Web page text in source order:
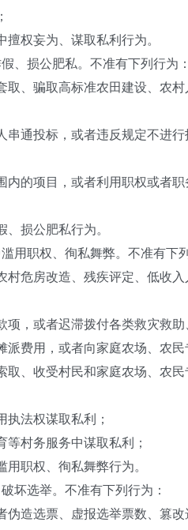
权妄为、谋取私利行为。
损公肥私。不准有下列行为：
骗取高标准农田建设、农村
投标，或者违反规定不进行
项目，或者利用职权或者
损公肥私行为。
职权、徇私舞弊。不准有下列
房改造、残疾评定、低收
或者迟滞拨付各类救灾救助
用，或者向家庭农场、农民
收受村民和家庭农场、农民
法权谋取私利；
村务服务中谋取私利；
职权、徇私舞弊行为。
选举。不准有下列行为：
造选票、虚报选举票数、篡改